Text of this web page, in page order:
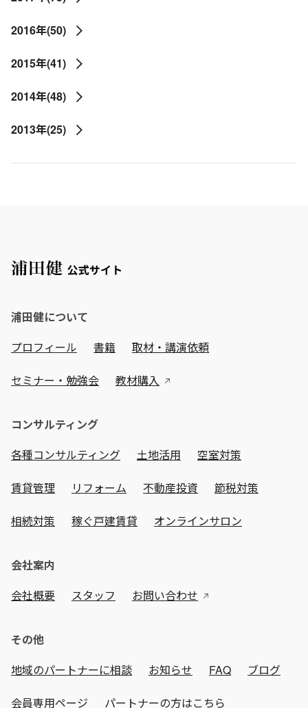
2016年(50)
2015年(41)
2014年(48)
2013年(25)
浦田健について
プロフィール
書籍 取材・講演依頼
セミナー・勉強会 教材購入
コンサルティング
各種コンサルティング
土地活用 空室対策
賃貸管理 リフォーム 不動産投資 節税対策
相続対策 稼ぐ戸建賃貸 オンラインサロン
会社案内
会社概要
スタッフ お問い合わせ
その他
地域のパートナーに相談
お知らせ FAQ ブログ
会員専用ページ パートナーの方はこちら